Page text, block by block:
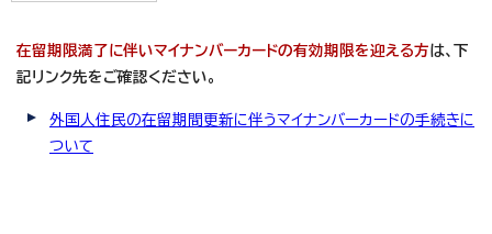
在留期限満了に伴いマイナンバーカードの有効期限を迎える方は、下
記リンク先をご確認ください。
外国人住民の在留期間更新に伴うマイナンバーカードの手続きに
ついて